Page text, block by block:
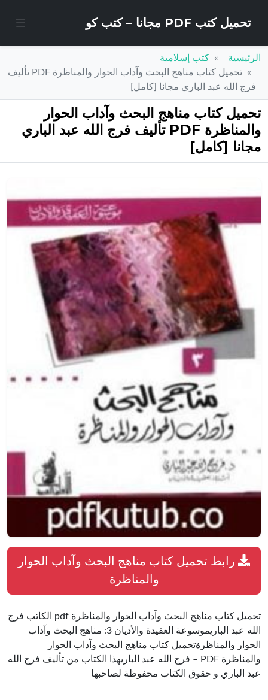
تحميل كتب PDF مجانا – كتب كو
الرئيسية
كتب إسلامية
تحميل كتاب مناهج البحث وآداب الحوار والمناظرة PDF تأليف
فرج الله عبد الباري مجانا [كامل]
تحميل كتاب مناهج البحث وآداب الحوار
والمناظرة PDF تأليف فرج الله عبد الباري
مجانا [كامل]
رابط تحميل كتاب مناهج البحث وآداب الحوار
والمناظرة
تحميل كتاب مناهج البحث وآداب الحوار والمناظرة pdf الكاتب فرج
الله عبد الباريموسوعة العقيدة والأديان 3: مناهج البحث وآداب
الحوار والمناظرةتحميل كتاب مناهج البحث وآداب الحوار
والمناظرة PDF – فرج الله عبد الباريهذا الكتاب من تأليف فرج الله
عبد الباري و حقوق الكتاب محفوظة لصاحبها